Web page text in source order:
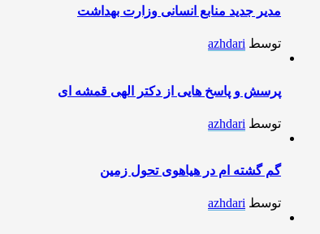
مدیر جدید منابع انسانی وزارت بهداشت
توسط azhdari
پرسش و پاسخ هایی از دکتر الهی قمشه ای
توسط azhdari
گم گشته ام در هیاهوی تحول زمین
توسط azhdari